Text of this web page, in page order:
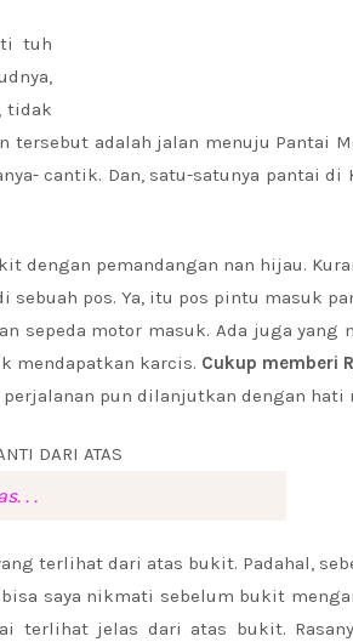
tuh
tidak
tersebut adalah jalan menuju Pantai
cantik. Dan, satu-satunya pantai di
dengan pemandangan nan hijau.
pos. Ya, itu pos pintu masuk
sepeda motor masuk. Ada juga yang
mendapatkan karcis. Cukup memberi
pun dilanjutkan dengan hati
. .
terlihat dari atas bukit. Padahal,
saya nikmati sebelum bukit
terlihat jelas dari atas bukit.